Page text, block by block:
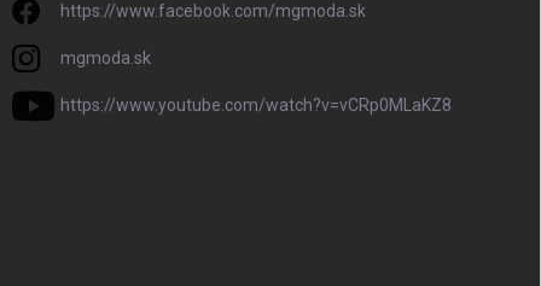
https://www.facebook.com/mgmoda.sk
mgmoda.sk
https://www.youtube.com/watch?v=vCRp0MLaKZ8